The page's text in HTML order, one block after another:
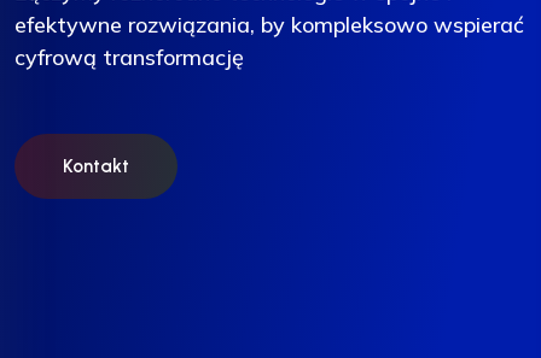
efektywne rozwiązania, by kompleksowo wspierać
cyfrową transformację
Kontakt
efektywne rozwiązania, by kompleksowo wspierać
cyfrową transformację
Kontakt
efektywne rozwiązania, by kompleksowo wspierać
cyfrową transformację
Kontakt